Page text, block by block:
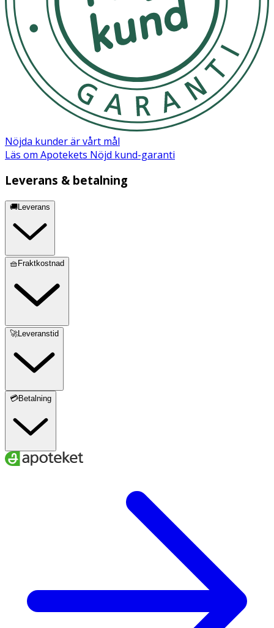
Nöjda kunder är vårt mål
Läs om Apotekets Nöjd kund-garanti
Leverans & betalning
🚚Leverans
🧺Fraktkostnad
🚀Leveranstid
💳Betalning